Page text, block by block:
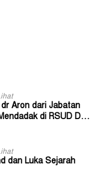
Aron dari Jabatan
di RSUD Dok
dan Luka Sejarah